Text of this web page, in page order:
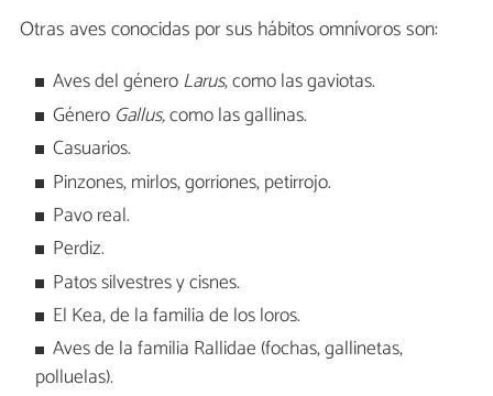
Otras aves conocidas por sus hábitos omnívoros son:
Aves del géneroLarus, como las gaviotas.
Género Gallus,como las gallinas.
Casuarios.
Pinzones, mirlos, gorriones, petirrojo.
Pavo real.
Perdiz.
Patos silvestres y cisnes.
El Kea, de la familia de los loros.
Aves de la familia Rallidae (fochas, gallinetas,
polluelas).